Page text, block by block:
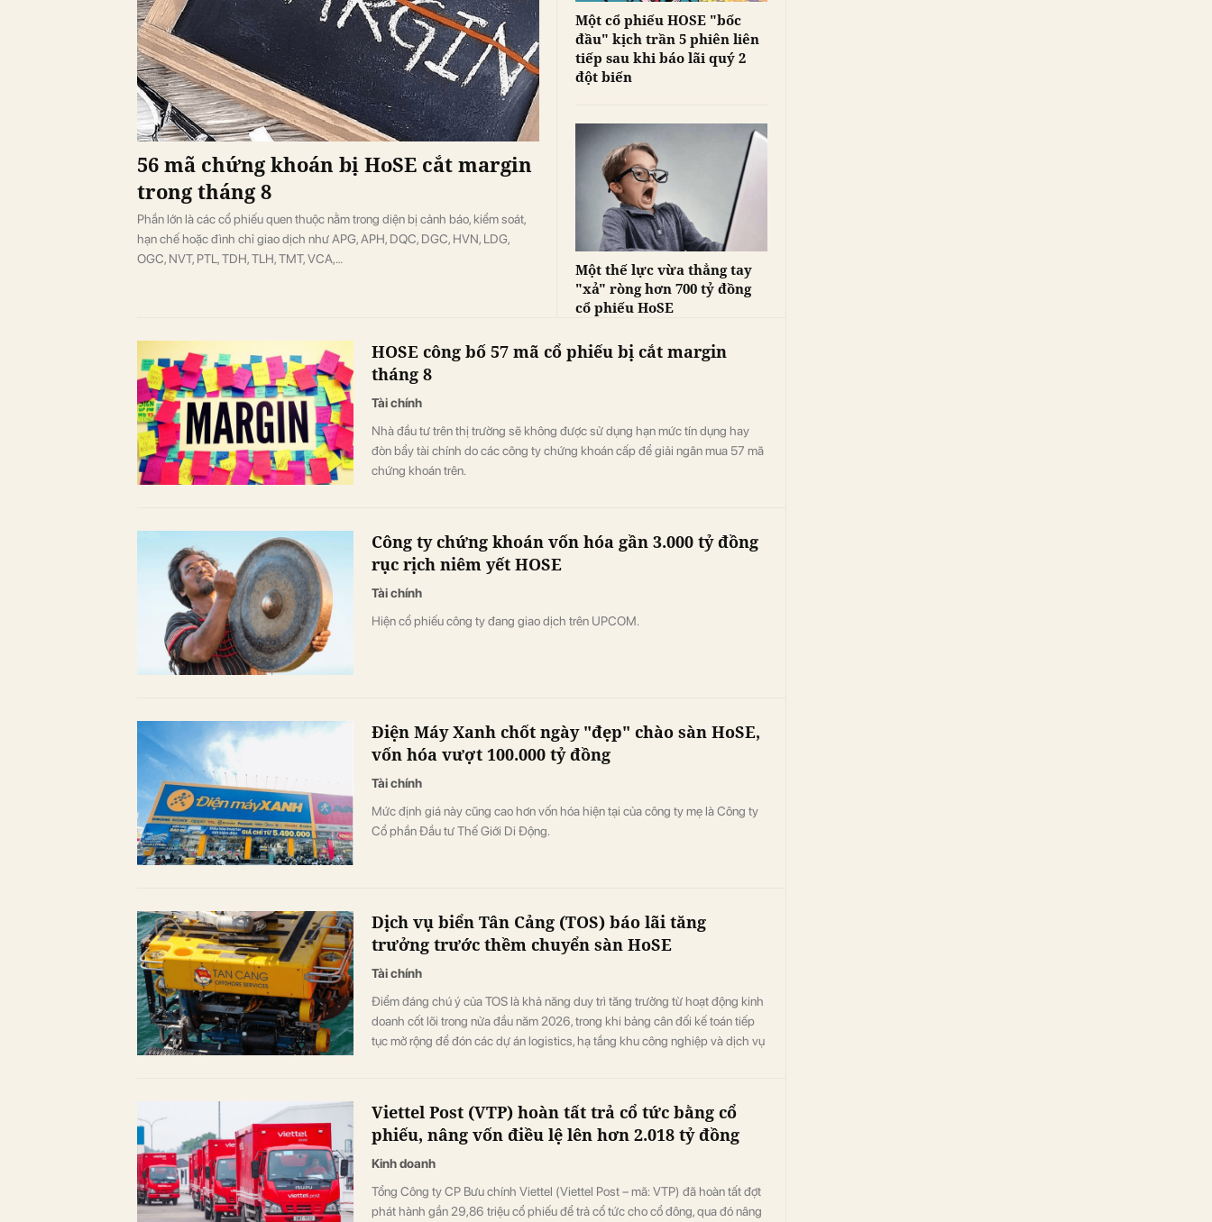
56 mã chứng khoán bị HoSE cắt margin
trong tháng 8
Phần lớn là các cổ phiếu quen thuộc nằm trong diện bị cảnh báo, kiểm soát,
hạn chế hoặc đình chỉ giao dịch như APG, APH, DQC, DGC, HVN, LDG,
OGC, NVT, PTL, TDH, TLH, TMT, VCA,…
Một cổ phiếu HOSE "bốc
đầu" kịch trần 5 phiên liên
tiếp sau khi báo lãi quý 2
đột biến
Một thế lực vừa thẳng tay
"xả" ròng hơn 700 tỷ đồng
cổ phiếu HoSE
HOSE công bố 57 mã cổ phiếu bị cắt margin
tháng 8
Tài chính
Nhà đầu tư trên thị trường sẽ không được sử dụng hạn mức tín dụng hay
đòn bẩy tài chính do các công ty chứng khoán cấp để giải ngân mua 57 mã
chứng khoán trên.
Công ty chứng khoán vốn hóa gần 3.000 tỷ đồng
rục rịch niêm yết HOSE
Tài chính
Hiện cổ phiếu công ty đang giao dịch trên UPCOM.
Điện Máy Xanh chốt ngày "đẹp" chào sàn HoSE,
vốn hóa vượt 100.000 tỷ đồng
Tài chính
Mức định giá này cũng cao hơn vốn hóa hiện tại của công ty mẹ là Công ty
Cổ phần Đầu tư Thế Giới Di Động.
Dịch vụ biển Tân Cảng (TOS) báo lãi tăng
trưởng trước thềm chuyển sàn HoSE
Tài chính
Điểm đáng chú ý của TOS là khả năng duy trì tăng trưởng từ hoạt động kinh
doanh cốt lõi trong nửa đầu năm 2026, trong khi bảng cân đối kế toán tiếp
tục mở rộng để đón các dự án logistics, hạ tầng khu công nghiệp và dịch vụ
Viettel Post (VTP) hoàn tất trả cổ tức bằng cổ
phiếu, nâng vốn điều lệ lên hơn 2.018 tỷ đồng
Kinh doanh
Tổng Công ty CP Bưu chính Viettel (Viettel Post – mã: VTP) đã hoàn tất đợt
phát hành gần 29,86 triệu cổ phiếu để trả cổ tức cho cổ đông, qua đó nâng